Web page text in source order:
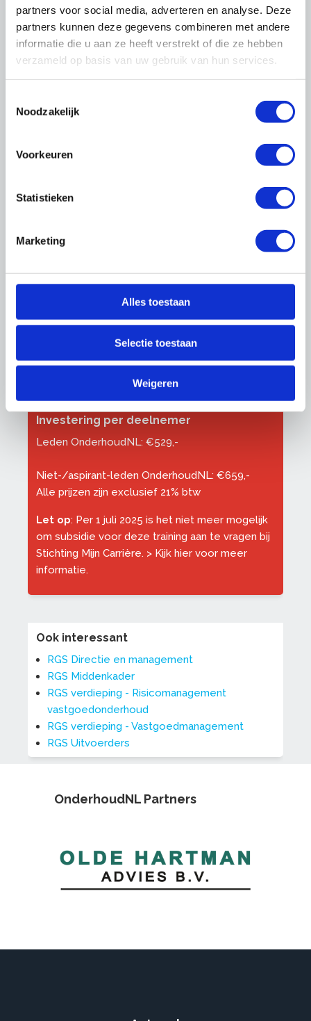
partners voor social media, adverteren en analyse. Deze
partners kunnen deze gegevens combineren met andere
informatie die u aan ze heeft verstrekt of die ze hebben
verzameld op basis van uw gebruik van hun services.
Noodzakelijk
Voorkeuren
Statistieken
Marketing
Alles toestaan
Selectie toestaan
Weigeren
Trainingen
088-0188 137
trainingen@onderhoudnl.nl
Praktische informatie
2 dagdelen in 2 weken, van 13.00 tot 17.00 uur
8 - 12
Directie en medewerkers van bedrijven die
Investering per deelnemer
Leden OnderhoudNL: €529,-
Niet-/aspirant-leden OnderhoudNL: €659,-
Alle prijzen zijn exclusief 21% btw
Let op: Per 1 juli 2025 is het niet meer mogelijk
om subsidie voor deze training aan te vragen bij
Stichting Mijn Carrière. > Kijk hier voor meer
informatie.
Ook interessant
RGS Directie en management
RGS Middenkader
RGS verdieping - Risicomanagement
vastgoedonderhoud
RGS verdieping - Vastgoedmanagement
RGS Uitvoerders
OnderhoudNL Partners